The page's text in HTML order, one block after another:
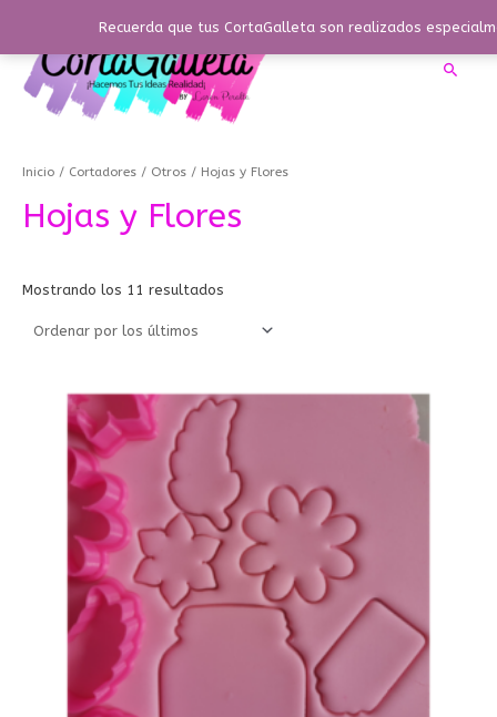
Recuerda que tus CortaGalleta son realizados
contenido
Inicio / Cortadores / Otros / Hojas y Flores
Hojas y Flores
Mostrando los 11 resultados
los
últimos